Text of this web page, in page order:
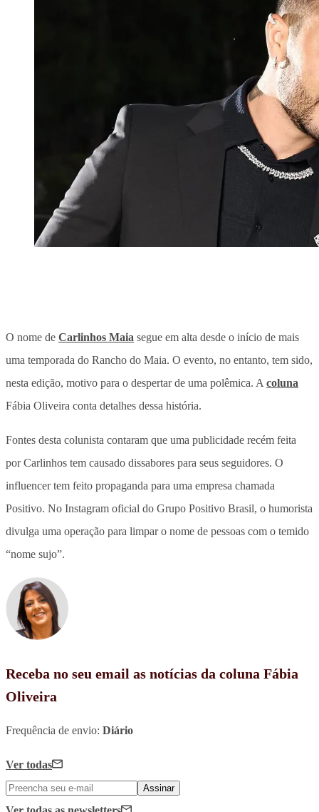
O nome de Carlinhos Maia segue em alta desde o início de mais
uma temporada do Rancho do Maia. O evento, no entanto, tem sido,
nesta edição, motivo para o despertar de uma polêmica. A coluna
Fábia Oliveira conta detalhes dessa história.
Fontes desta colunista contaram que uma publicidade recém feita
por Carlinhos tem causado dissabores para seus seguidores. O
influencer tem feito propaganda para uma empresa chamada
Positivo. No Instagram oficial do Grupo Positivo Brasil, o humorista
divulga uma operação para limpar o nome de pessoas com o temido
“nome sujo”.
Receba no seu email as notícias da coluna Fábia
Oliveira
Frequência de envio: Diário
Ver todas
Assinar